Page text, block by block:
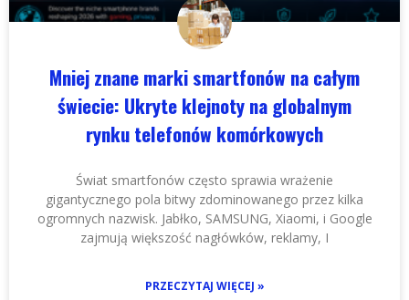
Mniej znane marki smartfonów na całym
świecie: Ukryte klejnoty na globalnym
rynku telefonów komórkowych
Świat smartfonów często sprawia wrażenie
gigantycznego pola bitwy zdominowanego przez kilka
ogromnych nazwisk. Jabłko, SAMSUNG, Xiaomi, i Google
zajmują większość nagłówków, reklamy, I
PRZECZYTAJ WIĘCEJ »